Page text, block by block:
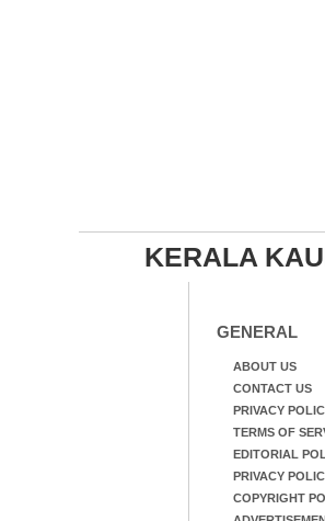
KERALA
GENERAL
ABOUT US
CONTACT US
PRIVACY
TERMS OF
EDITORIAL
PRIVACY
COPYRIGHT